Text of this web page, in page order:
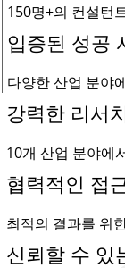
150명+의 컨설턴
입증된 성공
다양한 산업 분야
강력한 리서
10개 산업 분야에
협력적인 접
최적의 결과를 위
신뢰할 수 있